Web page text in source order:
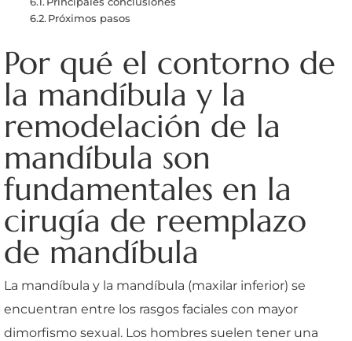
Próximos pasos
Por qué el contorno de
la mandíbula y la
remodelación de la
mandíbula son
fundamentales en la
cirugía de reemplazo
de mandíbula
La mandíbula y la mandíbula (maxilar inferior) se
encuentran entre los rasgos faciales con mayor
dimorfismo sexual. Los hombres suelen tener una